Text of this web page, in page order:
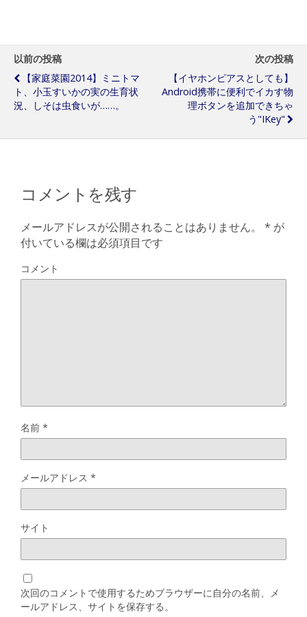
以前の投稿
【家庭菜園2014】ミニトマ
ト、小玉すいかの実の生育状
況、しそは虫食いが……。
次の投稿
【イヤホンピアスとしても】
Android携帯に便利でイカす物
理ボタンを追加できちゃ
う"iKey"
コメントを残す
メールアドレスが公開されることはありません。 * が
付いている欄は必須項目です
コメント
名前 *
メールアドレス *
サイト
次回のコメントで使用するためブラウザーに自分の名前、メ
ールアドレス、サイトを保存する。